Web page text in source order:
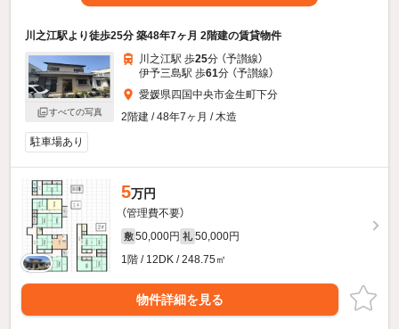
川之江駅より徒歩25分 築48年7ヶ月 2階建の賃貸物件
すべての写真
川之江駅 歩25分 （予讃線）
伊予三島駅 歩61分 （予讃線）
愛媛県四国中央市金生町下分
2階建 / 48年7ヶ月 / 木造
駐車場あり
5万円
（管理費不要）
敷 50,000円 礼 50,000円
1階 / 12DK / 248.75㎡
物件詳細を見る